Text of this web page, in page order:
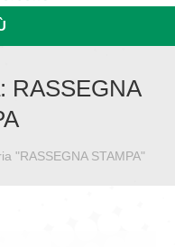
RASSEGNA
"RASSEGNA STAMPA"